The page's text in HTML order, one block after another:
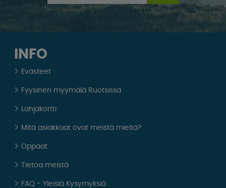
INFO
Evästeet
Fyysinen myymälä Ruotsissa
Lahjakortti
Mitä asiakkaat ovat meistä mieltä?
Oppaat
Tietoa meistä
FAQ - Yleisiä Kysymyksiä